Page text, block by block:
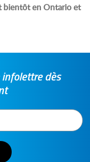
bientôt en Ontario et
dès